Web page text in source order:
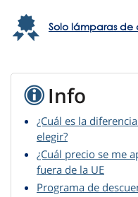
Solo lámparas
Info
¿Cuál es la
elegir?
¿Cuál precio se me
fuera de la UE
Programa de